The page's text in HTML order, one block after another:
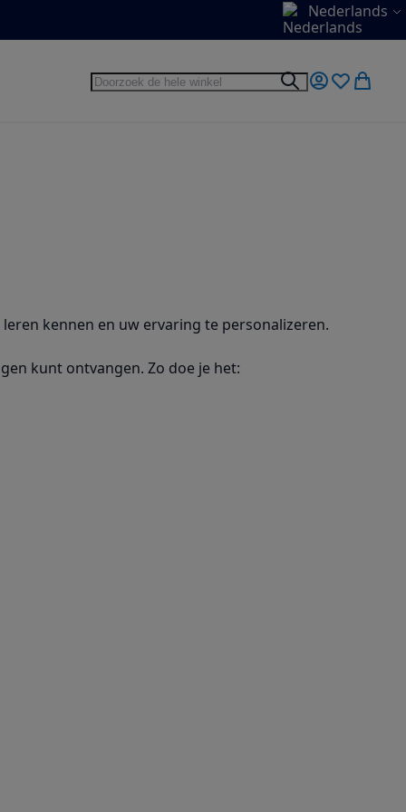
Taal Nederlands
Zoek
ZoekMijn account
Verlanglijst
kennen en uw ervaring te personalizeren.
kunt ontvangen. Zo doe je het: